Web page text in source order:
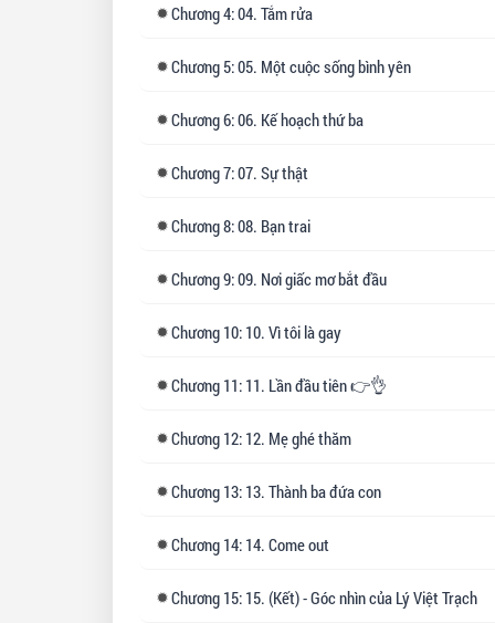
Chương4: 04. Tắm rửa
Chương 5: 05. Một cuộc sống bình yên
Chương6: 06. Kế hoạch thứ ba
Chương7: 07. Sự thật
Chương8: 08. Bạn trai
Chương9: 09. Nơi giấc mơ bắt đầu
Chương 10: 10. Vì tôi là gay
Chương 11: 11. Lần đầu tiên 👉👌
Chương 12: 12. Mẹ ghé thăm
Chương 13: 13. Thành ba đứa con
Chương 14: 14. Come out
Chương 15: 15. (Kết) - Góc nhìn của Lý Việt Trạch